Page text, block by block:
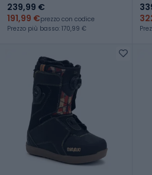
239,99 €
191,99 €prezzo con codice
Prezzo più basso: 170,99 €